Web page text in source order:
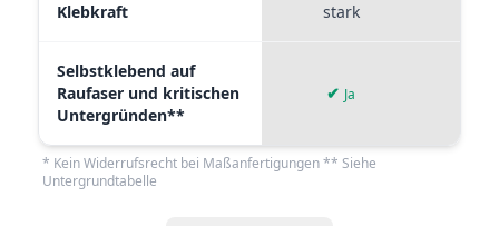
Klebkraft stark
Selbstklebend auf
Raufaser und kritischen
Untergründen**
✔ Ja
* Kein Widerrufsrecht bei Maßanfertigungen ** Siehe
Untergrundtabelle